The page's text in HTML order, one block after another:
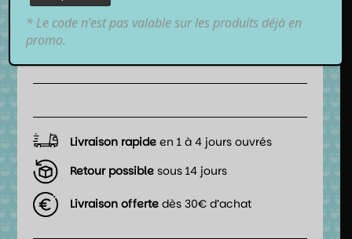
Livraison rapide en 1 à 4 jours ouvrés
Retour possible sous 14 jours
Livraison offerte dès 30€ d’achat
* Le code n’est pas valable sur les produits déjà en
promo.